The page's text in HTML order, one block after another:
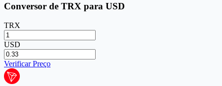
Conversor de TRX para USD
TRX
USD
Verificar Preço